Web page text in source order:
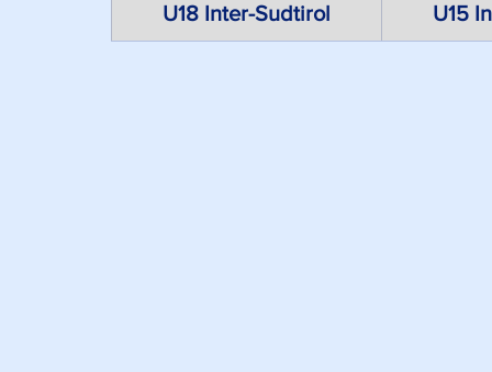
U18 Inter-Sudtirol
U15